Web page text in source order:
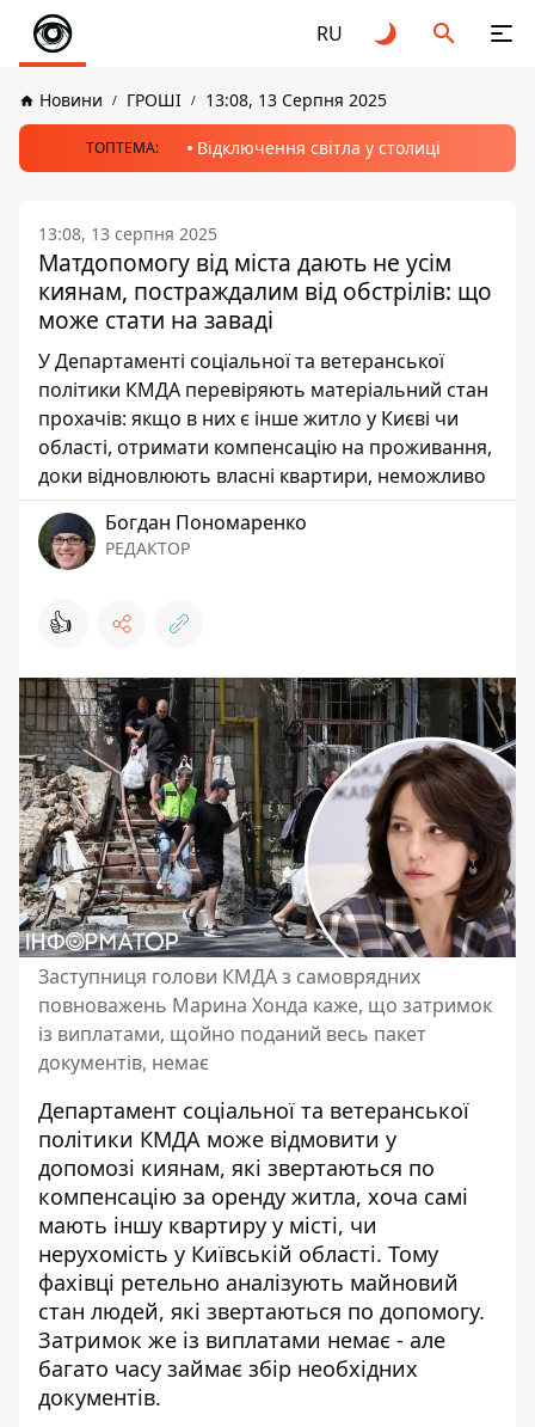
RU
Новини ГРОШІ 13:08, 13 Серпня 2025
ТОПТЕМА: Відключення світла у столиці
13:08, 13 серпня 2025
Матдопомогу від міста дають не усім
киянам, постраждалим від обстрілів: що
може стати на заваді
У Департаменті соціальної та ветеранської
політики КМДА перевіряють матеріальний стан
прохачів: якщо в них є інше житло у Києві чи
області, отримати компенсацію на проживання,
доки відновлюють власні квартири, неможливо
Богдан Пономаренко
РЕДАКТОР
👍
Заступниця голови КМДА з самоврядних
повноважень Марина Хонда каже, що затримок
із виплатами, щойно поданий весь пакет
документів, немає
Департамент соціальної та ветеранської
політики КМДА може відмовити у
допомозі киянам, які звертаються по
компенсацію за оренду житла, хоча самі
мають іншу квартиру у місті, чи
нерухомість у Київській області. Тому
фахівці ретельно аналізують майновий
стан людей, які звертаються по допомогу.
Затримок же із виплатами немає - але
багато часу займає збір необхідних
документів.